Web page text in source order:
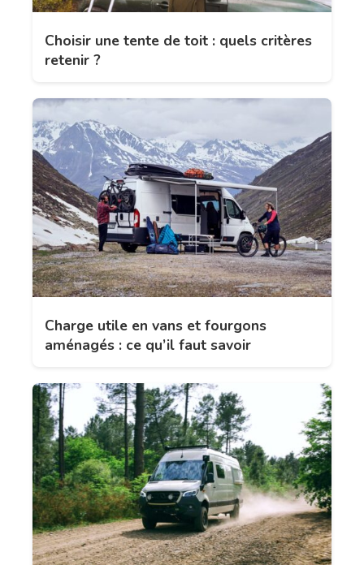
Choisir une tente de toit : quels critères
retenir ?
Charge utile en vans et fourgons
aménagés : ce qu’il faut savoir